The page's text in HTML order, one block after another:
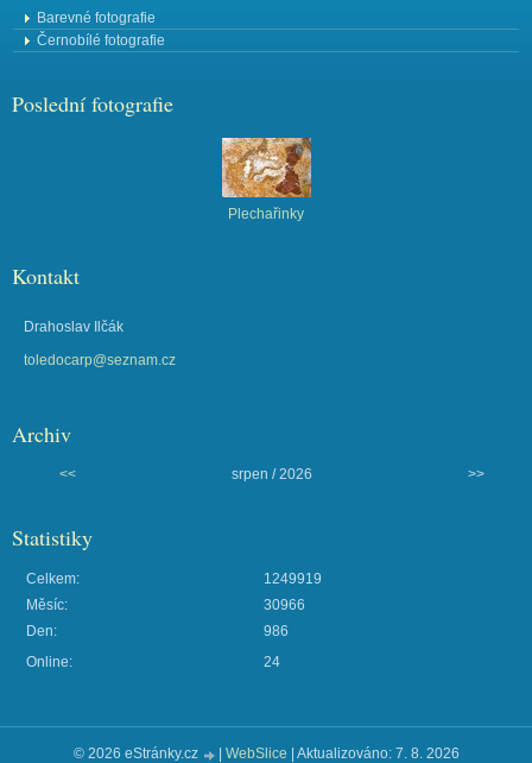
Barevné fotografie
Černobílé fotografie
Poslední fotografie
Plechařinky
Kontakt
Drahoslav Ilčák
toledocarp@seznam.cz
Archiv
<< srpen / 2026 >>
Statistiky
Online: 24
Celkem:
1249919
Měsíc:
30966
Den:
986
© 2026 eStránky.cz WebSlice Aktualizováno: 7. 8. 2026